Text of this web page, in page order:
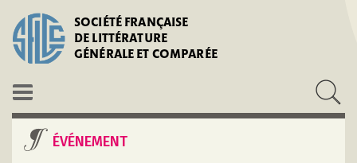
SOCIÉTÉ FRANÇAISE
DE LITTÉRATURE
GÉNÉRALE ET COMPARÉE
ÉVÉNEMENT